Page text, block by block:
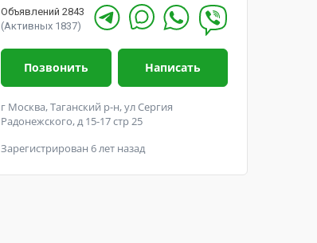
Объявлений 2843
(Активных 1837)
Позвонить Написать
г Москва, Таганский р-н, ул Сергия
Радонежского, д 15-17 стр 25
Зарегистрирован 6 лет назад